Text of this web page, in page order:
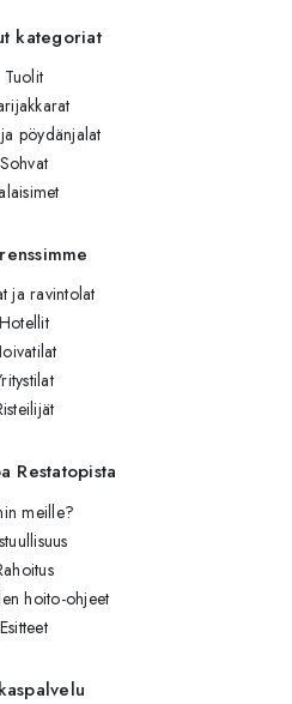
kategoriat
Tuolit
pöydänjalat
Sohvat
ja ravintolat
Hotellit
Restatopista
meille?
hoito-ohjeet
Esitteet